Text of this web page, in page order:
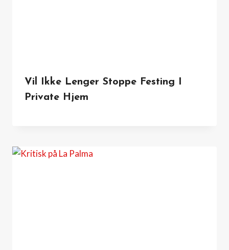
Vil Ikke Lenger Stoppe Festing I
Private Hjem